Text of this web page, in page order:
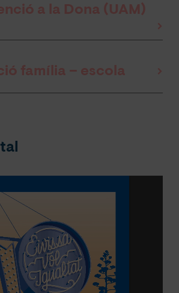
a la Dona (UAM)
família – escola